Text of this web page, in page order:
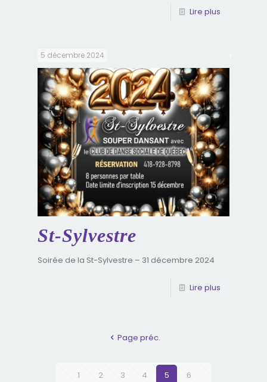
Lire plus
5 décembre 2024
St-Sylvestre
Soirée de la St-Sylvestre – 31 décembre 2024
Lire plus
Page préc.
1 2 3 4 5
6